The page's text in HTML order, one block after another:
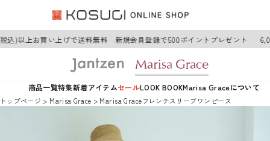
)以上お買い上げで送料無料 新規会員登録で500ポイントプレゼント
商品一覧特集新着アイテムセールLOOK BOOKMarisa Graceについて
トップページ Marisa Grace Marisa Graceフレンチスリーブワンピース